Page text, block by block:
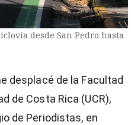
desde San Pedro hasta
desplacé de la Facultad
de Costa Rica (UCR),
de Periodistas, en